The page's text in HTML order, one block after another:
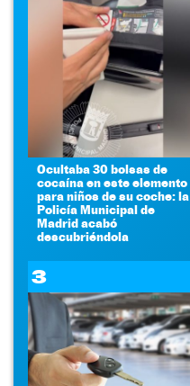
Ocultaba 30 bolsas de
cocaína en este elemento
para niños de su coche: la
Policía Municipal de
Madrid acabó
descubriéndola
3